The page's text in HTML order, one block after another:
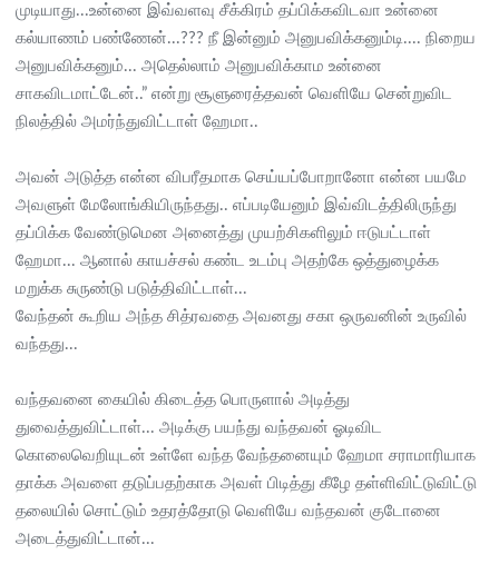
முடியாது...உன்னை இவ்வளவு சீக்கிரம் தப்பிக்கவிடவா உன்னை
கல்யாணம் பண்ணேன்...??? நீ இன்னும் அனுபவிக்கனும்டி.... நிறைய
அனுபவிக்கனும்... அதெல்லாம் அனுபவிக்காம உன்னை
சாகவிடமாட்டேன்..” என்று சூளுரைத்தவன் வெளியே சென்றுவிட
நிலத்தில் அமர்ந்துவிட்டாள் ஹேமா..
அவன் அடுத்த என்ன விபரீதமாக செய்யப்போறானோ என்ன பயமே
அவளுள் மேலோங்கியிருந்தது.. எப்படியேனும் இவ்விடத்திலிருந்து
தப்பிக்க வேண்டுமென அனைத்து முயற்சிகளிலும் ஈடுபட்டாள்
ஹேமா... ஆனால் காயச்சல் கண்ட உடம்பு அதற்கே ஒத்துழைக்க
மறுக்க சுருண்டு படுத்திவிட்டாள்...
வேந்தன் கூறிய அந்த சித்ரவதை அவனது சகா ஒருவனின் உருவில்
வந்தது...
வந்தவனை கையில் கிடைத்த பொருளால் அடித்து
துவைத்துவிட்டாள்... அடிக்கு பயந்து வந்தவன் ஓடிவிட
கொலைவெறியுடன் உள்ளே வந்த வேந்தனையும் ஹேமா சராமாரியாக
தாக்க அவளை தடுப்பதற்காக அவள் பிடித்து கீழே தள்ளிவிட்டுவிட்டு
தலையில் சொட்டும் உதரத்தோடு வெளியே வந்தவன் குடோனை
அடைத்துவிட்டான்...